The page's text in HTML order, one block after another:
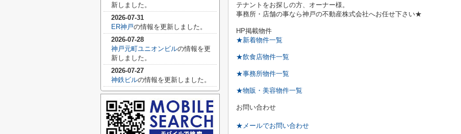
テナントをお探しの方、オーナー様。
事務所・店舗の事なら神戸の不動産株式会社へお任せ下さい★
HP掲載物件
★新着物件一覧
★飲食店物件一覧
★事務所物件一覧
★物販・美容物件一覧
お問い合わせ
★メールでお問い合わせ
新しました。
2026-07-31
ER神戸の情報を更新しました。
2026-07-28
神戸元町ユニオンビルの情報を更
新しました。
2026-07-27
神鉄ビルの情報を更新しました。